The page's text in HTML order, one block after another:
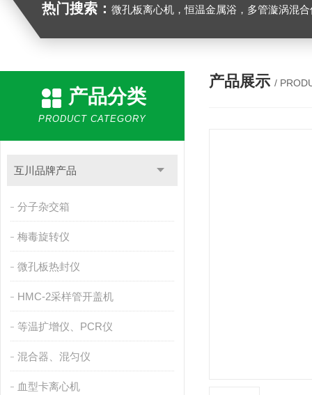
热门搜索： 微孔板离心机，恒温金属浴，多管漩涡混合仪，梅毒旋转仪,红外线灭菌器，微孔板恒温振荡器，恒温混匀仪，水平摇床，牛奶抗生素恒
产品分类
PRODUCT CATEGORY
互川品牌产品
分子杂交箱
梅毒旋转仪
微孔板热封仪
HMC-2采样管开盖机
等温扩增仪、PCR仪
混合器、混匀仪
血型卡离心机
产品展示 /